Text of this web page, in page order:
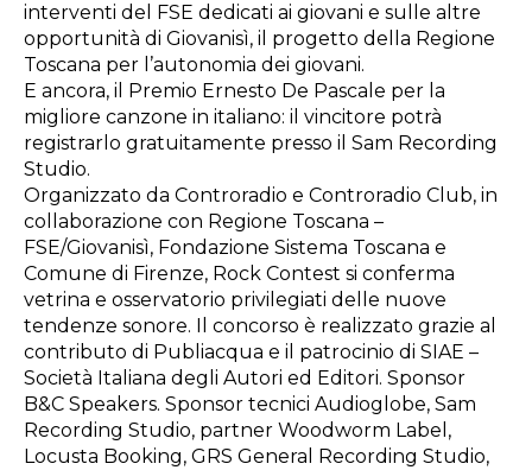
interventi del FSE dedicati ai giovani e sulle altre
opportunità di Giovanisì, il progetto della Regione
Toscana per l’autonomia dei giovani.
E ancora, il Premio Ernesto De Pascale per la
migliore canzone in italiano: il vincitore potrà
registrarlo gratuitamente presso il Sam Recording
Studio.
Organizzato da Controradio e Controradio Club, in
collaborazione con Regione Toscana –
FSE/Giovanisì, Fondazione Sistema Toscana e
Comune di Firenze, Rock Contest si conferma
vetrina e osservatorio privilegiati delle nuove
tendenze sonore. Il concorso è realizzato grazie al
contributo di Publiacqua e il patrocinio di SIAE –
Società Italiana degli Autori ed Editori. Sponsor
B&C Speakers. Sponsor tecnici Audioglobe, Sam
Recording Studio, partner Woodworm Label,
Locusta Booking, GRS General Recording Studio,